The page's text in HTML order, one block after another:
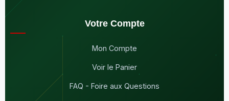
Votre Compte
Mon Compte
Voir le Panier
FAQ - Foire aux Questions